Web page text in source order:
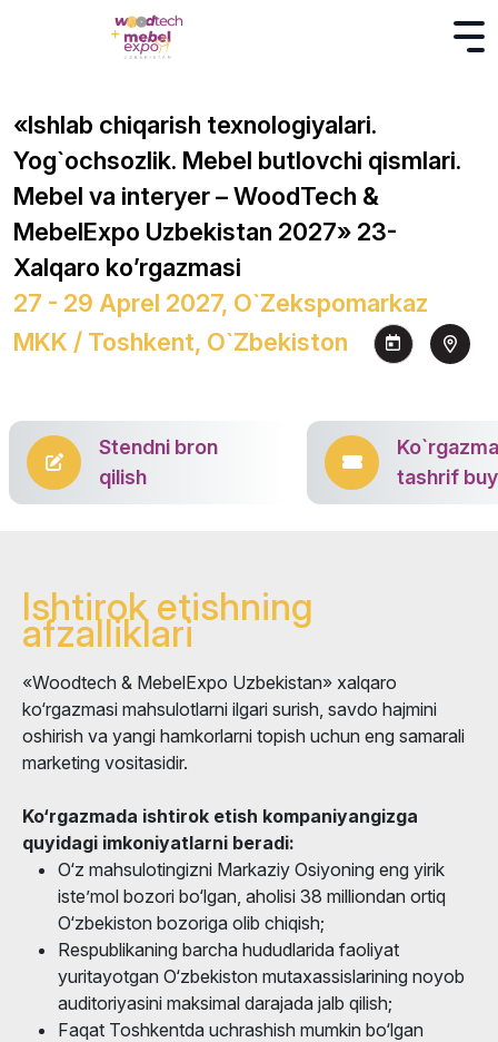
«Ishlab chiqarish texnologiyalari.
Yog`ochsozlik. Mebel butlovchi qismlari.
Mebel va interyer – WoodTech &
MebelExpo Uzbekistan 2027» 23-
Xalqaro ko’rgazmasi
27 - 29 Aprel 2027, O`zekspomarkaz
MKK / Toshkent, O`zbekiston
Stendni bron
qilish
tashrif
Ishtirok etishning
afzalliklari
«Woodtech & MebelExpo Uzbekistan» xalqaro
ko‘rgazmasi mahsulotlarni ilgari surish, savdo hajmini
oshirish va yangi hamkorlarni topish uchun eng samarali
marketing vositasidir.
Ko‘rgazmada ishtirok etish kompaniyangizga
quyidagi imkoniyatlarni beradi:
O‘z mahsulotingizni Markaziy Osiyoning eng yirik
iste’mol bozori bo‘lgan, aholisi 38 milliondan ortiq
O‘zbekiston bozoriga olib chiqish;
Respublikaning barcha hududlarida faoliyat
yuritayotgan O‘zbekiston mutaxassislarining noyob
auditoriyasini maksimal darajada jalb qilish;
Faqat Toshkentda uchrashish mumkin bo‘lgan